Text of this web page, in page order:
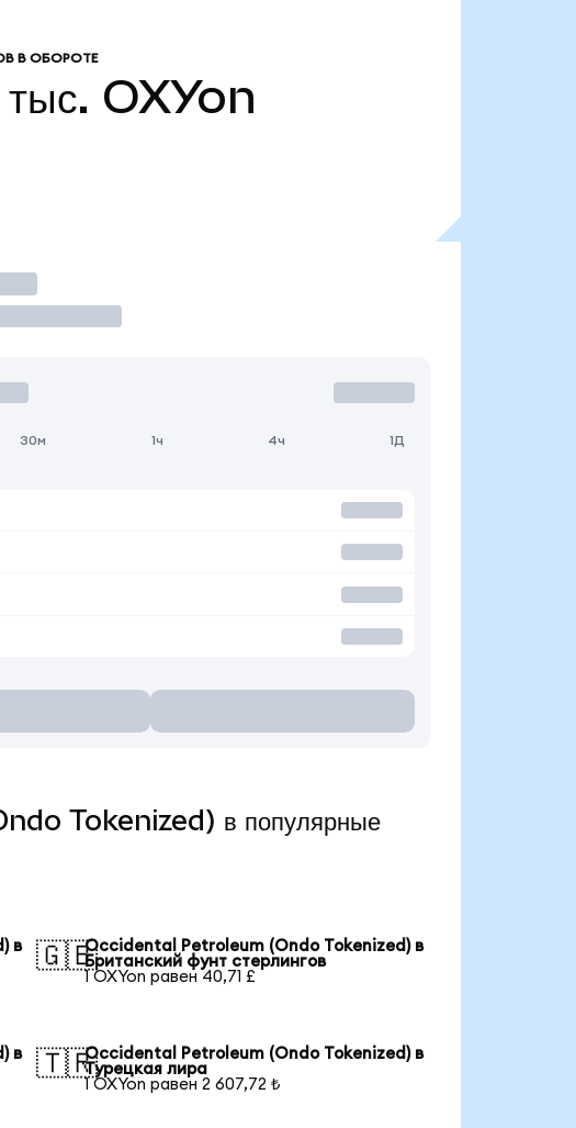
В ОБОРОТЕ
OXYon
30м 1ч 4ч 1Д
Tokenized) в популярные
в
🇬🇧Occidental Petroleum (Ondo Tokenized) в
Британский фунт стерлингов
1 OXYon равен 40,71 £
в
🇹🇷Occidental Petroleum (Ondo Tokenized) в
Турецкая лира
1 OXYon равен 2 607,72 ₺